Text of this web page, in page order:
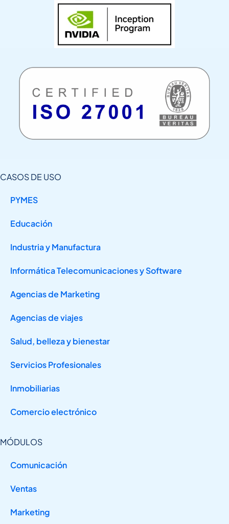
CASOS DE USO
PYMES
Educación
Industria y Manufactura
Informática Telecomunicaciones y Software
Agencias de Marketing
Agencias de viajes
Salud, belleza y bienestar
Servicios Profesionales
Inmobiliarias
Comercio electrónico
MÓDULOS
Comunicación
Ventas
Marketing